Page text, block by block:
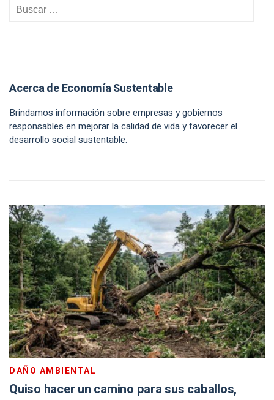
Acerca de Economía Sustentable
Brindamos información sobre empresas y gobiernos
responsables en mejorar la calidad de vida y favorecer el
desarrollo social sustentable.
DAÑO AMBIENTAL
Quiso hacer un camino para sus caballos,